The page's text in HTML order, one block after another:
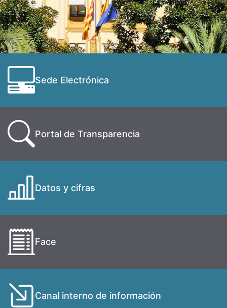
Sede Electrónica
Portal de Transparencia
Datos y cifras
Face
Canal interno de información